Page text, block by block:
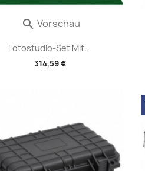
Fotostudio-Set Mit...
314,59 €
 Vorschau